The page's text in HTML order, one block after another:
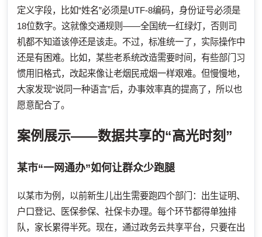
定义字段，比如“姓名”必须是UTF-8编码，身份证号必须是
18位数字。这就像交通规则——全国统一红绿灯，否则司
机都不知道该停还是该走。不过，标准统一了，实际操作中
还是有困难。比如，某些老系统改造需要时间，有些部门习
惯用旧格式，改起来像让老烟民戒烟一样艰难。但慢慢地，
大家发现“说同一种语言”后，办事效率真的提高了，所以也
愿意配合了。
案例展示——数据共享的“高光时刻”
某市“一网通办”如何让群众少跑腿
以某市为例，以前新生儿出生需要跑四个部门：出生证明、
户口登记、医保参保、社保卡办理。每个环节都得单独排
队，家长累得半死。现在，通过政务云共享平台，只要在出